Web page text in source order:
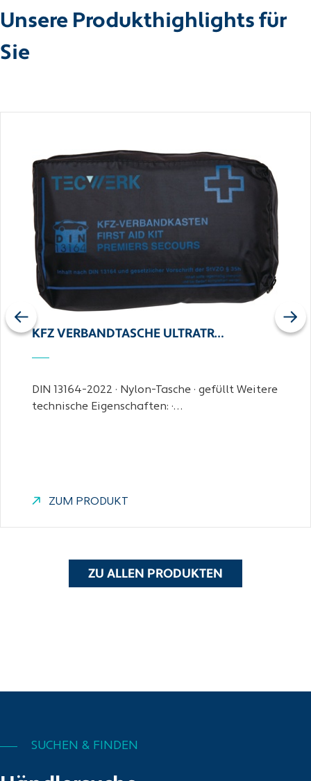
Unsere Produkthighlights für
Sie
KFZ VERBANDTASCHE ULTRATR…
DIN 13164-2022 · Nylon-Tasche · gefüllt Weitere
technische Eigenschaften: ·…
ZUM PRODUKT
Previous Next
ZU ALLEN PRODUKTEN
SUCHEN & FINDEN